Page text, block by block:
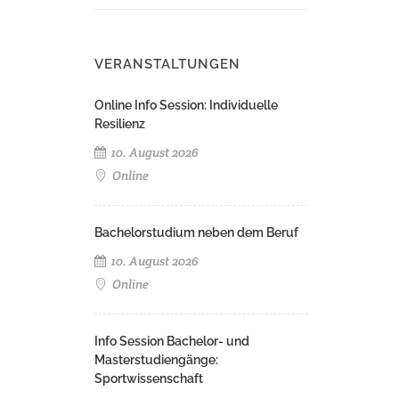
VERANSTALTUNGEN
Online Info Session: Individuelle
Resilienz
10. August 2026
Online
Bachelorstudium neben dem Beruf
10. August 2026
Online
Info Session Bachelor- und
Masterstudiengänge:
Sportwissenschaft